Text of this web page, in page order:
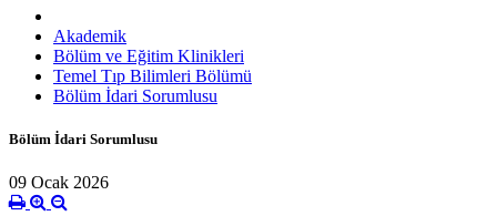
Akademik
Bölüm ve Eğitim Klinikleri
Temel Tıp Bilimleri Bölümü
Bölüm İdari Sorumlusu
Bölüm İdari Sorumlusu
09 Ocak 2026